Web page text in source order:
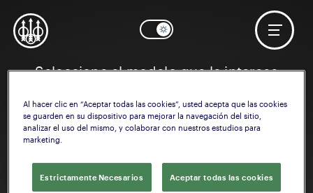
Seleccione el modelo que le interese
Al hacer clic en “Aceptar todas las cookies”, usted acepta que las cookies
se guarden en su dispositivo para mejorar la navegación del sitio,
analizar el uso del mismo, y colaborar con nuestros estudios para
marketing.
Estrictamente Necesarios Aceptar todas las cookies